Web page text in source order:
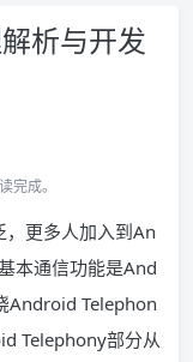
析与开发
完成。
更多人加入到An
本通信功能是And
Android Telephon
Telephony部分从